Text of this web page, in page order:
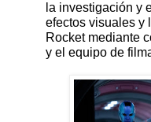
la investigación y
efectos visuales y
Rocket mediante
y el equipo de